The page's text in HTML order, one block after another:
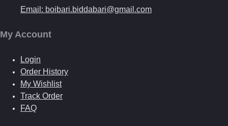
Email: boibari.biddabari@gmail.com
My Account
Login
Order History
My Wishlist
Track Order
FAQ